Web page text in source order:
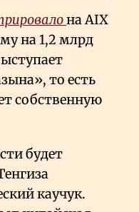
на AIX
на 1,2 млрд
то есть
собственную
будет
каучук.